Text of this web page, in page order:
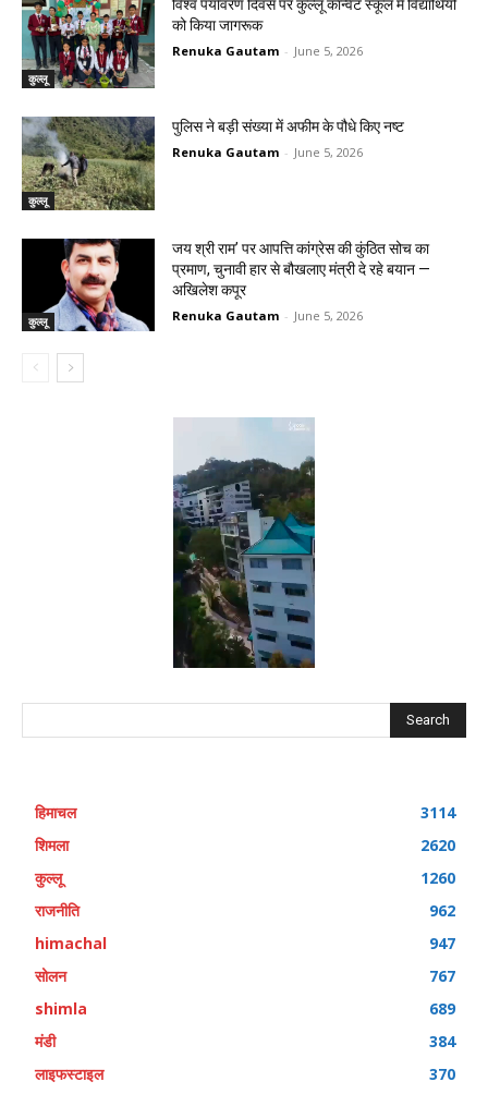
कुल्लू
विश्व पर्यावरण दिवस पर कुल्लू कॉन्वेंट स्कूल में विद्यार्थियों
को किया जागरूक
Renuka Gautam - June 5, 2026
कुल्लू
पुलिस ने बड़ी संख्या में अफीम के पौधे किए नष्ट
Renuka Gautam - June 5, 2026
कुल्लू
जय श्री राम’ पर आपत्ति कांग्रेस की कुंठित सोच का
प्रमाण, चुनावी हार से बौखलाए मंत्री दे रहे बयान —
अखिलेश कपूर
Renuka Gautam - June 5, 2026
Search
हिमाचल
3114
शिमला
2620
कुल्लू
1260
राजनीति
962
himachal
947
सोलन
767
shimla
689
मंडी
384
लाइफस्टाइल
370